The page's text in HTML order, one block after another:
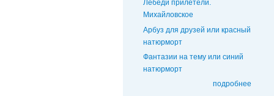
Лебеди прилетели.
Михайловское
Арбуз для друзей или красный
натюрморт
Фантазии на тему или синий
натюрморт
подробнее